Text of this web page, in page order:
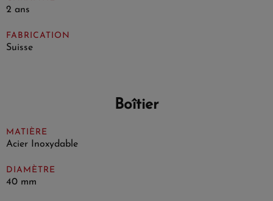
2 ans
FABRICATION
Suisse
Boîtier
MATIÈRE
Acier Inoxydable
DIAMÈTRE
40 mm